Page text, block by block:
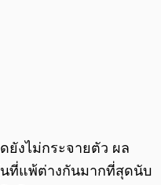
ยังไม่กระจายตัว ผล
ที่แพ้ต่างกันมากที่สุดนับ